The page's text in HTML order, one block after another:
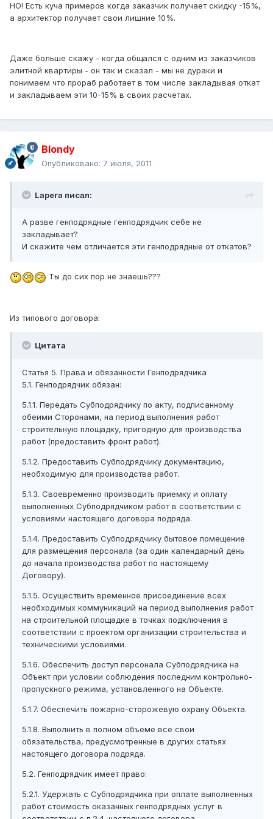
НО! Есть куча примеров когда заказчик получает скидку -15%,
а архитектор получает свои лишние 10%.
Даже больше скажу - когда общался с одним из заказчиков
элитной квартиры - он так и сказал - мы не дураки и
понимаем что прораб работает в том числе закладывая откат
и закладываем эти 10-15% в своих расчетах.
Blondy
Опубликовано: 7 июля, 2011
Lapera писал:
А разве генподрядные генподрядчик себе не
закладывает?
И скажите чем отличается эти генподрядные от откатов?
Ты до сих пор не знаешь???
Из типового договора:
Цитата
Статья 5. Права и обязанности Генподрядчика
5.1. Генподрядчик обязан:
5.1.1. Передать Субподрядчику по акту, подписанному
обеими Сторонами, на период выполнения работ
строительную площадку, пригодную для производства
работ (предоставить фронт работ).
5.1.2. Предоставить Субподрядчику документацию,
необходимую для производства работ.
5.1.3. Своевременно производить приемку и оплату
выполненных Субподрядчиком работ в соответствии с
условиями настоящего договора подряда.
5.1.4. Предоставить Субподрядчику бытовое помещение
для размещения персонала (за один календарный день
до начала производства работ по настоящему
Договору).
5.1.5. Осуществить временное присоединение всех
необходимых коммуникаций на период выполнения работ
на строительной площадке в точках подключения в
соответствии с проектом организации строительства и
техническими условиями.
5.1.6. Обеспечить доступ персонала Субподрядчика на
Объект при условии соблюдения последним контрольно-
пропускного режима, установленного на Объекте.
5.1.7. Обеспечить пожарно-сторожевую охрану Объекта.
5.1.8. Выполнить в полном объеме все свои
обязательства, предусмотренные в других статьях
настоящего договора подряда.
5.2. Генподрядчик имеет право:
5.2.1. Удержать с Субподрядчика при оплате выполненных
работ стоимость оказанных генподрядных услуг в